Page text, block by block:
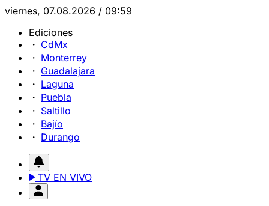
viernes, 07.08.2026 / 09:59
Ediciones
CdMx
Monterrey
Guadalajara
Laguna
Puebla
Saltillo
Bajío
Durango
TV EN VIVO